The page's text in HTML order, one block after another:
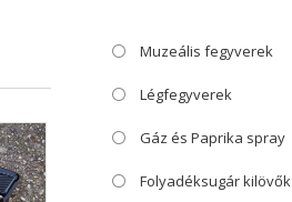
Muzeális fegyverek
Légfegyverek
Gáz és Paprika spray
Folyadéksugár kilövők